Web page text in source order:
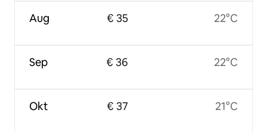
Aug
Sep
Okt
€ 35
€ 36
€ 37
22°C
22°C
21°C